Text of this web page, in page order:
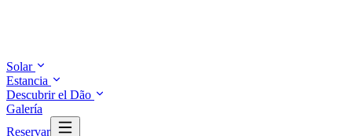
Solar
Estancia
Descubrir el Dão
Galería
Reservar